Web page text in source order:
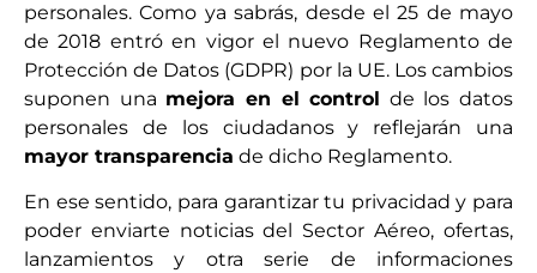
personales. Como ya sabrás, desde el 25 de mayo
de 2018 entró en vigor el nuevo Reglamento de
Protección de Datos (GDPR) por la UE. Los cambios
suponen una mejora en el control de los datos
personales de los ciudadanos y reflejarán una
mayor transparencia de dicho Reglamento.
En ese sentido, para garantizar tu privacidad y para
poder enviarte noticias del Sector Aéreo, ofertas,
lanzamientos y otra serie de informaciones